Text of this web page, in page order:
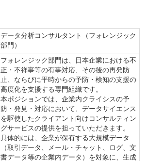
データ分析コンサルタント（フォレンジック
部門）
フォレンジック部門は、日本企業における不
正・不祥事等の有事対応、その後の再発防
止、ならびに平時からの予防・検知の支援の
高度化を支援する専門組織です。
本ポジションでは、企業内クライシスの予
防・発見・対応において、データサイエンス
を駆使したクライアント向けコンサルティン
グサービスの提供を担っていただきます。
具体的には、企業が保有する大規模データ
（取引データ、メール・チャット、ログ、文
書データ等の企業内データ）を対象に、生成